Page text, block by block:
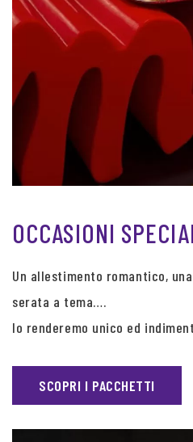
OCCASIONI
Un allestimento romantico,
serata a tema….
lo renderemo unico ed
SCOPRI I PACCHETTI